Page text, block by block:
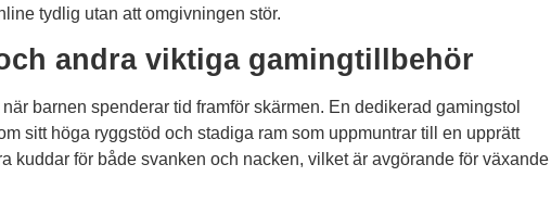
tydlig utan att omgivningen stör.
andra viktiga gamingtillbehör
barnen spenderar tid framför skärmen. En dedikerad gamingstol
sitt höga ryggstöd och stadiga ram som uppmuntrar till en upprätt
kuddar för både svanken och nacken, vilket är avgörande för växande